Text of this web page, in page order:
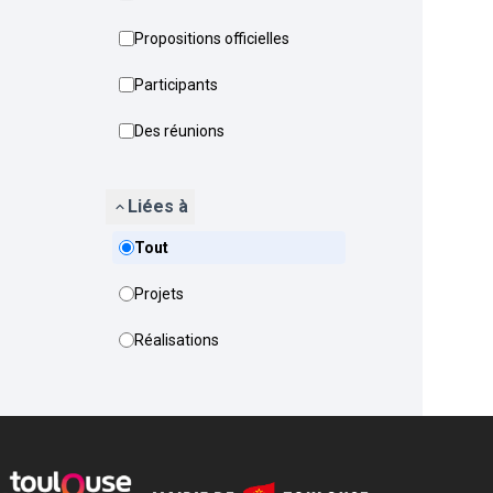
Propositions officielles
Participants
Des réunions
Liées à
Tout
Projets
Réalisations